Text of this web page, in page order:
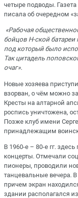
четыре подводы. Газета
писала об очередном
«Рабочая
бойцов Н-ской батареи
под который было
Так цитадель
очаг».
Новые хозяева
взорван, о чём можно
Кресты на алтарной
роспись уничтожена,
Позже клуб имени
принадлежащим
В 1960-е – 80-е гг.
концерты. Отмечали
пионеры, проводили
танцевальные вечера.
причем экран
здании располагался